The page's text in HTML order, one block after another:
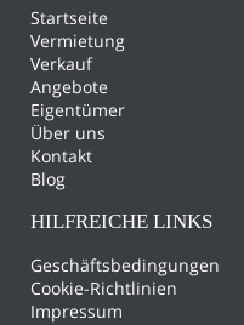
Startseite
Vermietung
Verkauf
Angebote
Eigentümer
Über uns
Kontakt
Blog
HILFREICHE LINKS
Geschäftsbedingungen
Cookie-Richtlinien
Impressum